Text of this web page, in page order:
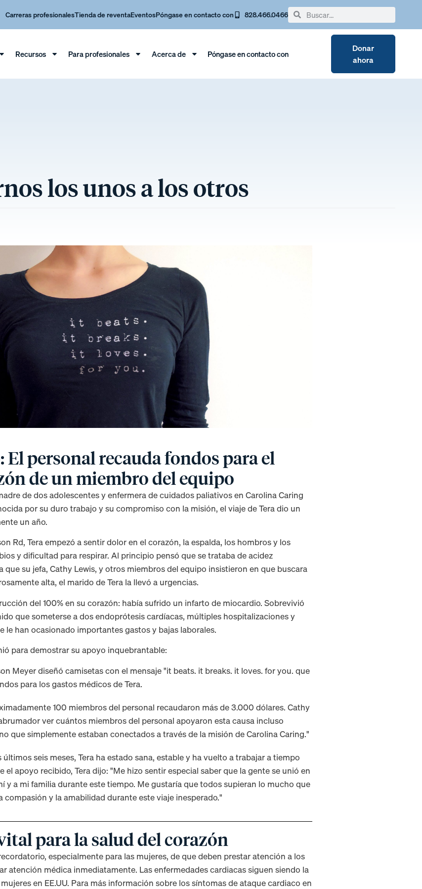
Carreras profesionalesTienda de reventaEventosPóngase en contacto con 828.466.0466
Recursos Para profesionales Acerca de Póngase en contacto con
Donar
ahora
los unos a los otros
El personal recauda fondos para el
de un miembro del equipo
de dos adolescentes y enfermera de cuidados paliativos en Carolina Caring
por su duro trabajo y su compromiso con la misión, el viaje de Tera dio un
un año.
Rd, Tera empezó a sentir dolor en el corazón, la espalda, los hombros y los
y dificultad para respirar. Al principio pensó que se trataba de acidez
su jefa, Cathy Lewis, y otros miembros del equipo insistieron en que buscara
alta, el marido de Tera la llevó a urgencias.
del 100% en su corazón: había sufrido un infarto de miocardio. Sobrevivió
que someterse a dos endoprótesis cardíacas, múltiples hospitalizaciones y
le han ocasionado importantes gastos y bajas laborales.
para demostrar su apoyo inquebrantable:
Meyer diseñó camisetas con el mensaje "it beats. it breaks. it loves. for you. que
para los gastos médicos de Tera.
100 miembros del personal recaudaron más de 3.000 dólares. Cathy
ver cuántos miembros del personal apoyaron esta causa incluso
que simplemente estaban conectados a través de la misión de Carolina Caring."
últimos seis meses, Tera ha estado sana, estable y ha vuelto a trabajar a tiempo
el apoyo recibido, Tera dijo: "Me hizo sentir especial saber que la gente se unió en
y a mi familia durante este tiempo. Me gustaría que todos supieran lo mucho que
compasión y la amabilidad durante este viaje inesperado."
para la salud del corazón
especialmente para las mujeres, de que deben prestar atención a los
atención médica inmediatamente. Las enfermedades cardiacas siguen siendo la
en EE.UU. Para más información sobre los síntomas de ataque cardiaco en